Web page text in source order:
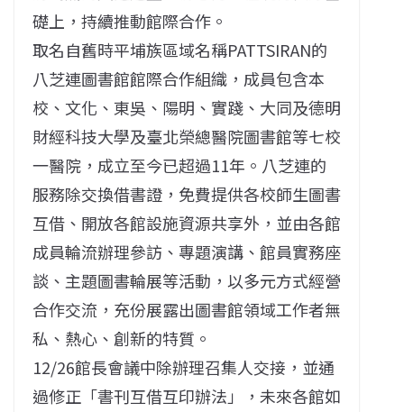
礎上，持續推動館際合作。
取名自舊時平埔族區域名稱PATTSIRAN的
八芝連圖書館館際合作組織，成員包含本
校、文化、東吳、陽明、實踐、大同及德明
財經科技大學及臺北榮總醫院圖書館等七校
一醫院，成立至今已超過11年。八芝連的
服務除交換借書證，免費提供各校師生圖書
互借、開放各館設施資源共享外，並由各館
成員輪流辦理參訪、專題演講、館員實務座
談、主題圖書輪展等活動，以多元方式經營
合作交流，充份展露出圖書館領域工作者無
私、熱心、創新的特質。
12/26館長會議中除辦理召集人交接，並通
過修正「書刊互借互印辦法」，未來各館如